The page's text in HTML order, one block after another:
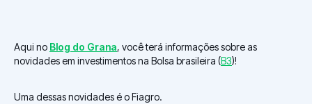
Aqui no Blog do Grana, você terá informações sobre as
novidades em investimentos na Bolsa brasileira (B3)!
Uma dessas novidades é o Fiagro.